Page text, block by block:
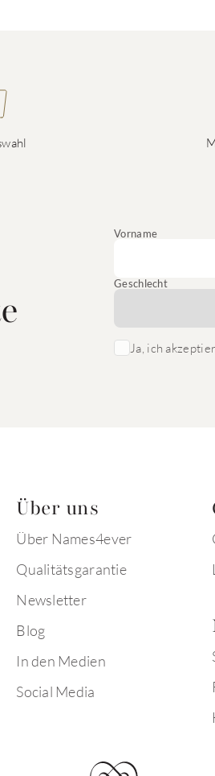
Vorname
Geschlecht
Ja, ich
Über uns
Über Names4ever
Qualitätsgarantie
Newsletter
Blog
In den Medien
Social Media